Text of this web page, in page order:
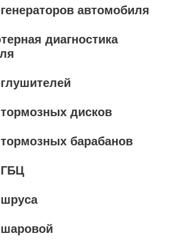
автомобиля
диагностика
дисков
барабанов